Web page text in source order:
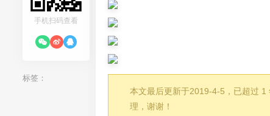
手机扫码查看
标签：
本文最后更新于2019-4-5，已超过 1
理，谢谢！